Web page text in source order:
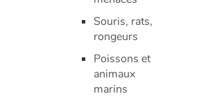
Apprendre à lire
Activités et ateliers
Souris, rats,
rongeurs
Poissons et
animaux
marins